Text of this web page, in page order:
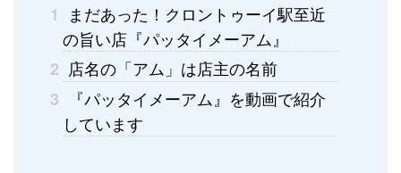
1
まだあった！クロントゥーイ駅至近
の旨い店『パッタイメーアム』
2 店名の「アム」は店主の名前
3
『パッタイメーアム』を動画で紹介
しています